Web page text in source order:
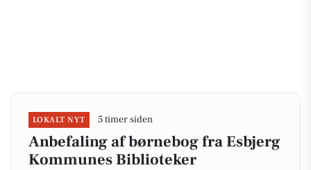
LOKALT NYT 5 timer siden
Anbefaling af børnebog fra Esbjerg
Kommunes Biblioteker